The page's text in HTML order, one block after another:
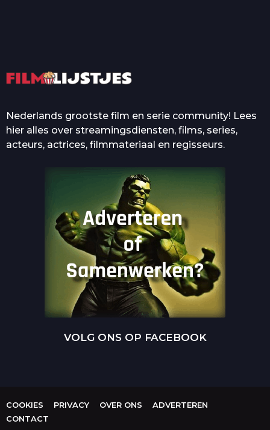
Nederlands grootste film en serie community! Lees
hier alles over streamingsdiensten, films, series,
acteurs, actrices, filmmateriaal en regisseurs.
VOLG ONS OP FACEBOOK
COOKIES PRIVACY OVER ONS
ADVERTEREN
CONTACT